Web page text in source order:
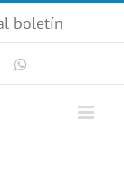
boletín